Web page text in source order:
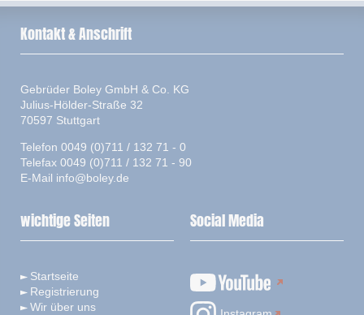
Kontakt & Anschrift
Gebrüder Boley GmbH & Co. KG
Julius-Hölder-Straße 32
70597 Stuttgart
Telefon 0049 (0)711 / 132 71 - 0
Telefax 0049 (0)711 / 132 71 - 90
E-Mail info@boley.de
wichtige Seiten
Startseite
Registrierung
Wir über uns
Social Media